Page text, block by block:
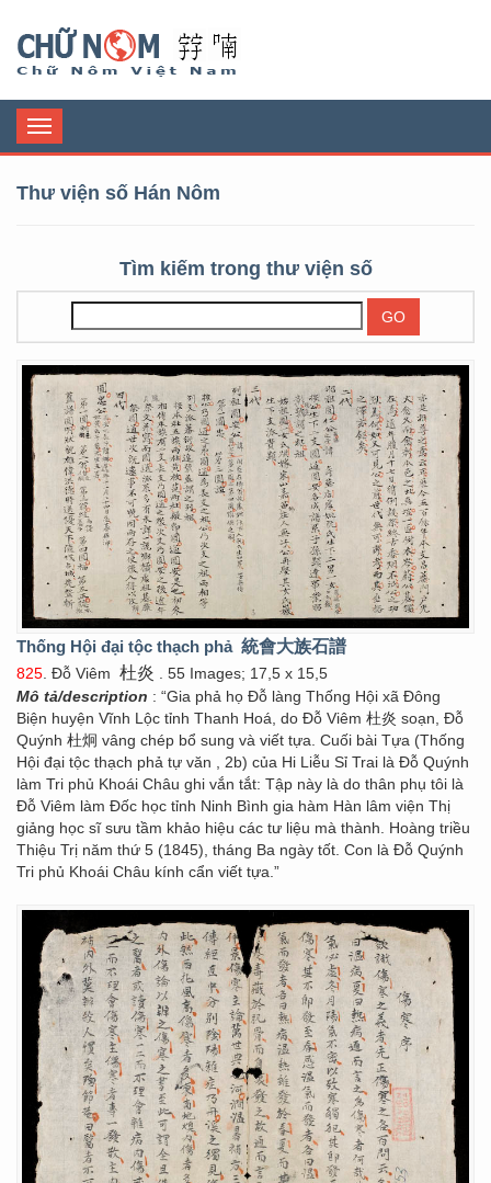
Toggle
navigation
Thư viện số Hán Nôm
Tìm kiếm trong thư viện số
Thống Hội đại tộc thạch phả 統會大族石譜
825 . Đỗ Viêm 杜炎 . 55 Images; 17,5 x 15,5
Mô tả/description : “Gia phả họ Đỗ làng Thống Hội xã Đông
Biện huyện Vĩnh Lộc tỉnh Thanh Hoá, do Đỗ Viêm 杜炎 soạn, Đỗ
Quýnh 杜炯 vâng chép bổ sung và viết tựa. Cuối bài Tựa (Thống
Hội đại tộc thạch phả tự văn , 2b) của Hi Liễu Sỉ Trai là Đỗ Quýnh
làm Tri phủ Khoái Châu ghi vắn tắt: Tập này là do thân phụ tôi là
Đỗ Viêm làm Đốc học tỉnh Ninh Bình gia hàm Hàn lâm viện Thị
giảng học sĩ sưu tầm khảo hiệu các tư liệu mà thành. Hoàng triều
Thiệu Trị năm thứ 5 (1845), tháng Ba ngày tốt. Con là Đỗ Quýnh
Tri phủ Khoái Châu kính cẩn viết tựa.”